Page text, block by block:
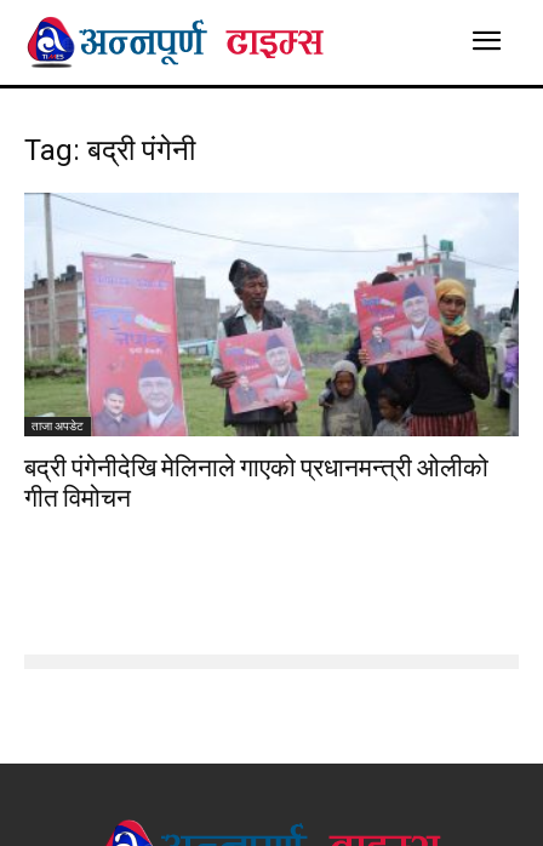
Tag: बद्री पंगेनी
ताजा अपडेट
बद्री पंगेनीदेखि मेलिनाले गाएको प्रधानमन्त्री ओलीको
गीत विमोचन